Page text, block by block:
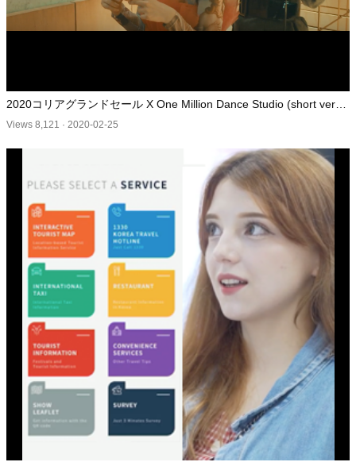
2020コリアグランドセール X One Million Dance Studio (short versio
n)
Views 8,121 · 2020-02-25